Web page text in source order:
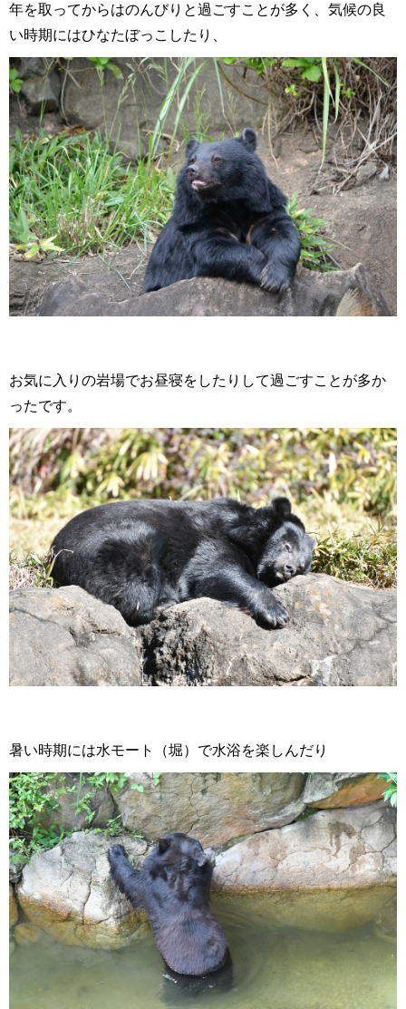
年を取ってからはのんびりと過ごすことが多く、気候の良
い時期にはひなたぼっこしたり、
お気に入りの岩場でお昼寝をしたりして過ごすことが多か
ったです。
暑い時期には水モート（堀）で水浴を楽しんだり